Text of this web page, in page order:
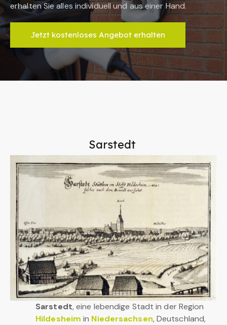
erhalten Sie alles individuell und aus einer Hand.
Jetzt kostenloses Angebot erhalten
Sarstedt
Sarstedt, eine lebendige Stadt in der Region
Hildesheim in Niedersachsen, Deutschland,